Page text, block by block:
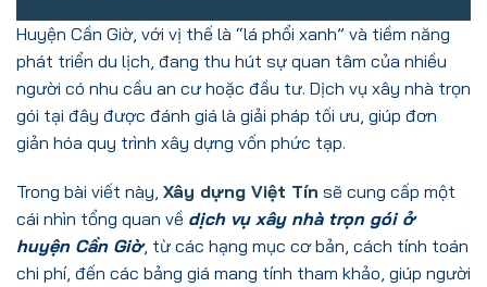
Huyện Cần Giờ, với vị thế là “lá phổi xanh” và tiềm năng
phát triển du lịch, đang thu hút sự quan tâm của nhiều
người có nhu cầu an cư hoặc đầu tư. Dịch vụ xây nhà trọn
gói tại đây được đánh giá là giải pháp tối ưu, giúp đơn
giản hóa quy trình xây dựng vốn phức tạp.
Trong bài viết này, Xây dựng Việt Tín sẽ cung cấp một
cái nhìn tổng quan về dịch vụ xây nhà trọn gói ở
huyện Cần Giờ, từ các hạng mục cơ bản, cách tính toán
chi phí, đến các bảng giá mang tính tham khảo, giúp người